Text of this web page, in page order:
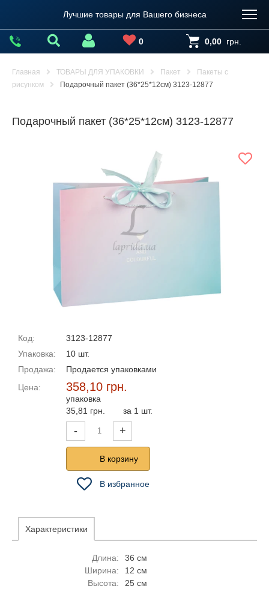
Лучшие товары для Вашего бизнеса
0 0,00 грн.
Главная ТОВАРЫ ДЛЯ УПАКОВКИ Пакет
Пакеты с
рисунком
Подарочный пакет (36*25*12см) 3123-12877
Подарочный пакет (36*25*12см) 3123-12877
Код:
3123-12877
Упаковка:
10 шт.
Продажа:
Продается упаковками
Цена:
358,10 грн.
упаковка
35,81 грн.
за 1 шт.
- +
В корзину
В избранное
Характеристики
Длина:
36 см
Ширина:
12 см
Высота:
25 см